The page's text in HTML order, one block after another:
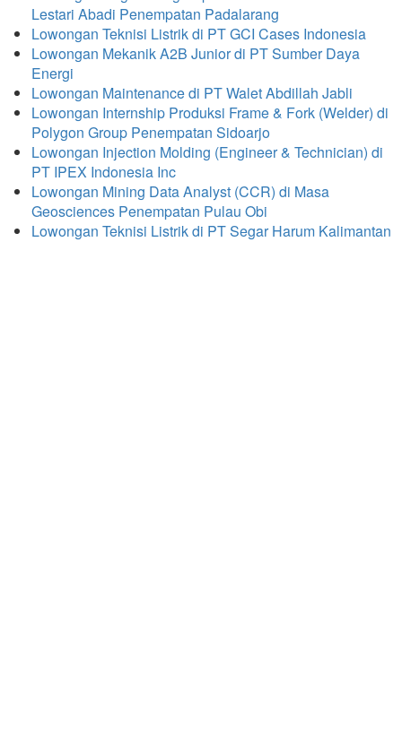
Lestari Abadi Penempatan Padalarang
Lowongan Teknisi Listrik di PT GCI Cases Indonesia
Lowongan Mekanik A2B Junior di PT Sumber Daya
Energi
Lowongan Maintenance di PT Walet Abdillah Jabli
Lowongan Internship Produksi Frame & Fork (Welder) di
Polygon Group Penempatan Sidoarjo
Lowongan Injection Molding (Engineer & Technician) di
PT IPEX Indonesia Inc
Lowongan Mining Data Analyst (CCR) di Masa
Geosciences Penempatan Pulau Obi
Lowongan Teknisi Listrik di PT Segar Harum Kalimantan